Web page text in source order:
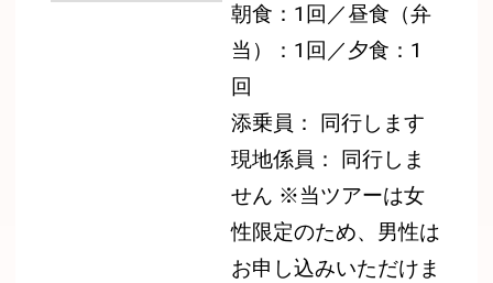
朝食：1回／昼食（弁
当）：1回／夕食：1
回
添乗員： 同行します
現地係員： 同行しま
せん ※当ツアーは女
性限定のため、男性は
お申し込みいただけま